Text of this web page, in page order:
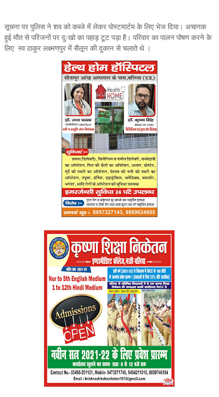
सूचना पर पुलिस ने शव को कब्जे में लेकर पोस्टमार्टम के लिए भेज दिया। अचानक
हुई मौत से परिजनों पर दुःखो का पहाड़ टूट पड़ा है। परिवार का पालन पोषण करने के
लिए स्व ठाकुर लक्ष्मणपुर में सैलून की दुकान से चलाते थे ।